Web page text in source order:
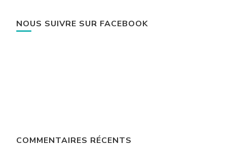
NOUS SUIVRE SUR FACEBOOK
COMMENTAIRES RÉCENTS